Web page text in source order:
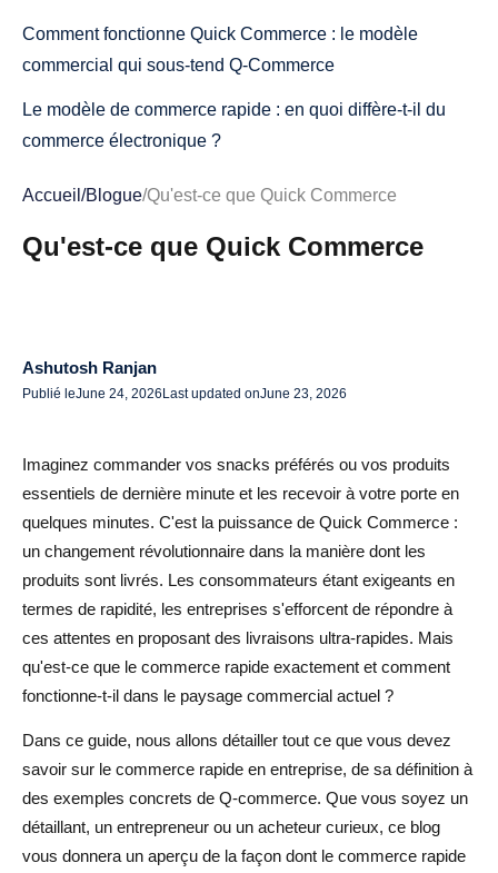
Comment fonctionne Quick Commerce : le modèle
commercial qui sous-tend Q-Commerce
Le modèle de commerce rapide : en quoi diffère-t-il du
commerce électronique ?
Principaux composants de Quick Commerce
rapide et commerce électronique
et du commerce électronique
Coûts opérationnels et marges dans le secteur du
commerce rapide
Exemples de commerce rapide : applications concrètes
et exemples de réussite
Principales entreprises de commerce rapide en 2025
Comment fonctionne le commerce rapide dans différents
Avantages du commerce rapide : pourquoi devient-il un
acteur clé du monde des affaires ?
Rapidité et efficacité : répondre aux attentes des clients
Accueil /Blogue/Qu'est-ce que Quick Commerce
Qu'est-ce que Quick Commerce
Ashutosh Ranjan
Publié leJune 24, 2026 Last updated onJune 23, 2026
Imaginez commander vos snacks préférés ou vos produits
essentiels de dernière minute et les recevoir à votre porte en
quelques minutes. C'est la puissance de Quick Commerce :
un changement révolutionnaire dans la manière dont les
produits sont livrés. Les consommateurs étant exigeants en
termes de rapidité, les entreprises s'efforcent de répondre à
ces attentes en proposant des livraisons ultra-rapides. Mais
qu'est-ce que le commerce rapide exactement et comment
fonctionne-t-il dans le paysage commercial actuel ?
Dans ce guide, nous allons détailler tout ce que vous devez
savoir sur le commerce rapide en entreprise, de sa définition à
des exemples concrets de Q-commerce. Que vous soyez un
détaillant, un entrepreneur ou un acheteur curieux, ce blog
vous donnera un aperçu de la façon dont le commerce rapide